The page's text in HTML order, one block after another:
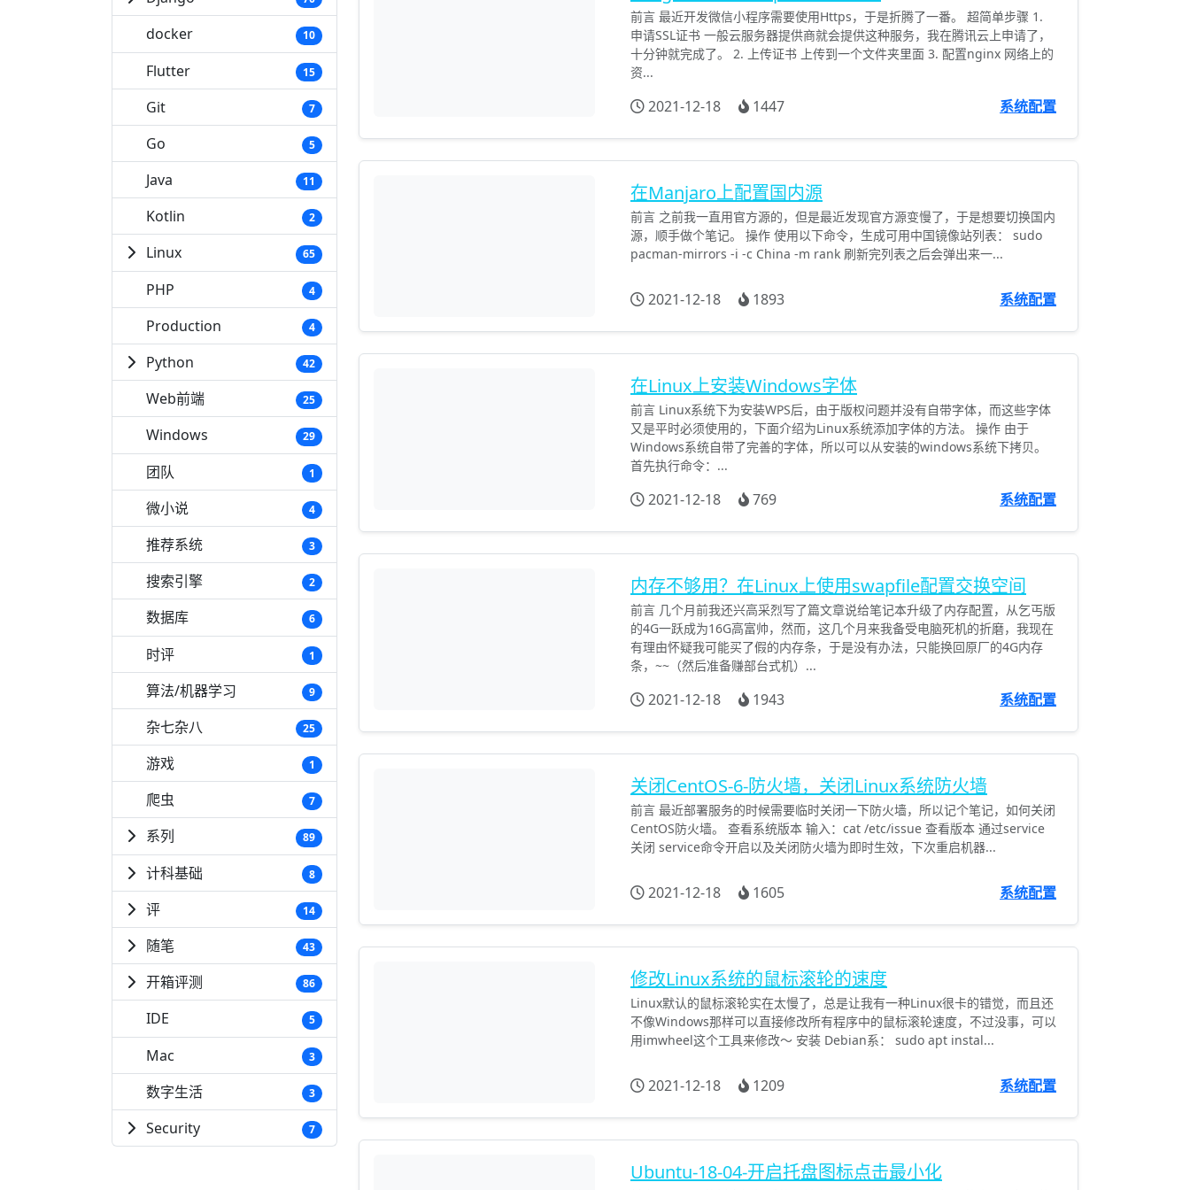
docker 10
Flutter 15
Git 7
Go 5
Java 11
Kotlin 2
Linux 65
PHP 4
Production 4
Python 42
Web前端 25
Windows 29
团队 1
微小说 4
推荐系统 3
搜索引擎 2
数据库 6
时评 1
算法/机器学习 9
杂七杂八 25
游戏 1
爬虫 7
系列 89
计科基础 8
评 14
随笔 43
开箱评测 86
IDE 5
Mac 3
数字生活 3
Security 7
前言 最近开发微信小程序需要使用Https，于是折腾了一番。 超简单步骤 1.
申请SSL证书 一般云服务器提供商就会提供这种服务，我在腾讯云上申请了，
十分钟就完成了。 2. 上传证书 上传到一个文件夹里面 3. 配置nginx 网络上的
资...
2021-12-18 1447 系统配置
在Manjaro上配置国内源
前言 之前我一直用官方源的，但是最近发现官方源变慢了，于是想要切换国内
源，顺手做个笔记。 操作 使用以下命令，生成可用中国镜像站列表： sudo
pacman-mirrors -i -c China -m rank 刷新完列表之后会弹出来一...
2021-12-18 1893 系统配置
在Linux上安装Windows字体
前言 Linux系统下为安装WPS后，由于版权问题并没有自带字体，而这些字体
又是平时必须使用的，下面介绍为Linux系统添加字体的方法。 操作 由于
Windows系统自带了完善的字体，所以可以从安装的windows系统下拷贝。
首先执行命令：...
2021-12-18 769 系统配置
内存不够用？在Linux上使用swapfile配置交换空间
前言 几个月前我还兴高采烈写了篇文章说给笔记本升级了内存配置，从乞丐版
的4G一跃成为16G高富帅，然而，这几个月来我备受电脑死机的折磨，我现在
有理由怀疑我可能买了假的内存条，于是没有办法，只能换回原厂的4G内存
条，~~（然后准备赚部台式机）...
2021-12-18 1943 系统配置
关闭CentOS-6-防火墙，关闭Linux系统防火墙
前言 最近部署服务的时候需要临时关闭一下防火墙，所以记个笔记，如何关闭
CentOS防火墙。 查看系统版本 输入：cat /etc/issue 查看版本 通过service
关闭 service命令开启以及关闭防火墙为即时生效，下次重启机器...
2021-12-18 1605 系统配置
修改Linux系统的鼠标滚轮的速度
Linux默认的鼠标滚轮实在太慢了，总是让我有一种Linux很卡的错觉，而且还
不像Windows那样可以直接修改所有程序中的鼠标滚轮速度，不过没事，可以
用imwheel这个工具来修改～ 安装 Debian系： sudo apt instal...
2021-12-18 1209 系统配置
Ubuntu-18-04-开启托盘图标点击最小化